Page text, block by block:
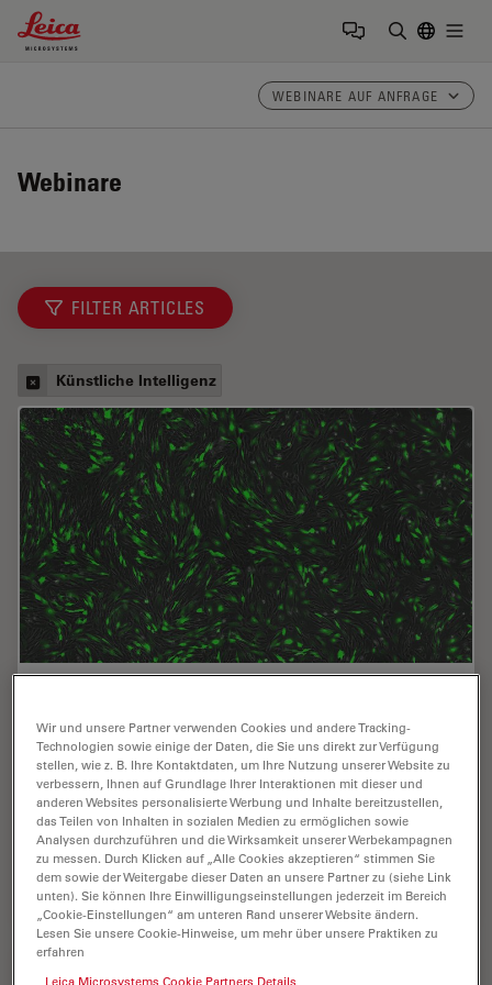
Leica Microsystems Logo
WEBINARE AUF ANFRAGE
Webinare
FILTER ARTICLES
Künstliche Intelligenz
Stem Cell Culture
Visionary biotech start-up Uncommon Bio is tackling
one of the world’s biggest health challenges: food
sustainability. In this webinar, Stem Cell Scientist
Samuel East shows how they make stem cell…
Mar 11, 2025 Webinar 3D-Bildgebung
Wir und unsere Partner verwenden Cookies und andere Tracking-
Technologien sowie einige der Daten, die Sie uns direkt zur Verfügung
stellen, wie z. B. Ihre Kontaktdaten, um Ihre Nutzung unserer Website zu
verbessern, Ihnen auf Grundlage Ihrer Interaktionen mit dieser und
anderen Websites personalisierte Werbung und Inhalte bereitzustellen,
das Teilen von Inhalten in sozialen Medien zu ermöglichen sowie
Analysen durchzuführen und die Wirksamkeit unserer Werbekampagnen
zu messen. Durch Klicken auf „Alle Cookies akzeptieren“ stimmen Sie
dem sowie der Weitergabe dieser Daten an unsere Partner zu (siehe Link
unten). Sie können Ihre Einwilligungseinstellungen jederzeit im Bereich
„Cookie-Einstellungen“ am unteren Rand unserer Website ändern.
Lesen Sie unsere Cookie-Hinweise, um mehr über unsere Praktiken zu
erfahren
Leica Microsystems Cookie Partners Details